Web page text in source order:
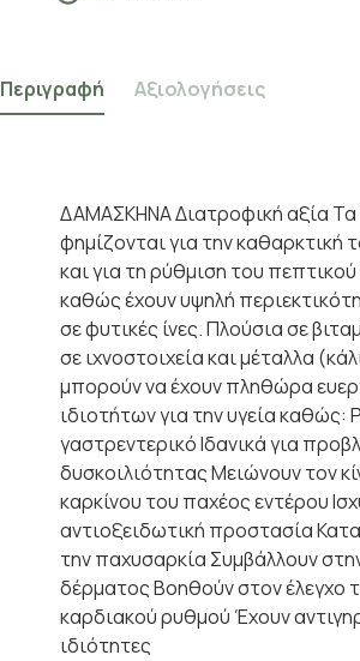
Περιγραφή Αξιολογήσεις
ΔΑΜΑΣΚΗΝΑ Διατροφική αξία
φημίζονται για την καθαρκτική
και για τη ρύθμιση του
καθώς έχουν υψηλή
σε φυτικές ίνες. Πλούσια σε
σε ιχνοστοιχεία και μέταλλα
μπορούν να έχουν πληθώρα
ιδιοτήτων για την υγεία καθώς:
γαστρεντερικό Ιδανικά για
δυσκοιλιότητας Μειώνουν τον
καρκίνου του παχέος εντέρου
αντιοξειδωτική προστασία
την παχυσαρκία Συμβάλλουν
δέρματος Βοηθούν στον έλεγχο
καρδιακού ρυθμού Έχουν
ιδιότητες